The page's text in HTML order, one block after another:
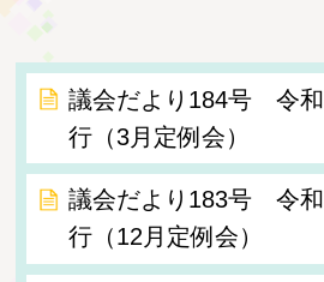
議会だより184号 令
行（3月定例会）
議会だより183号 令
行（12月定例会）